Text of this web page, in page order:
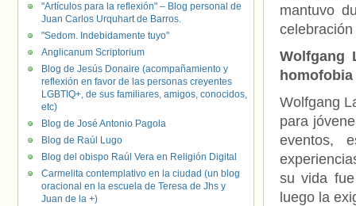
mantuvo
Wolfgang
homofobia
Wolfgang
para
eventos,
su vida
luego la
"Artículos para la reflexión" – Blog personal de
Juan Carlos Urquhart de Barros.
"Sedom. Indebidamente tuyo"
Anglicanum Scriptorium
Blog de Jesús Donaire (acompañamiento y
reflexión en favor de las personas creyentes
LGBTIQ+, de sus familiares, amigos, conocidos,
etc)
Blog de José Antonio Pagola
Blog de Raúl Lugo
Blog del obispo Raúl Vera en Religión Digital
Carmelita contemplativo en la ciudad (un blog
oracional en la escuela de Teresa de Jhs y
Juan de la +)